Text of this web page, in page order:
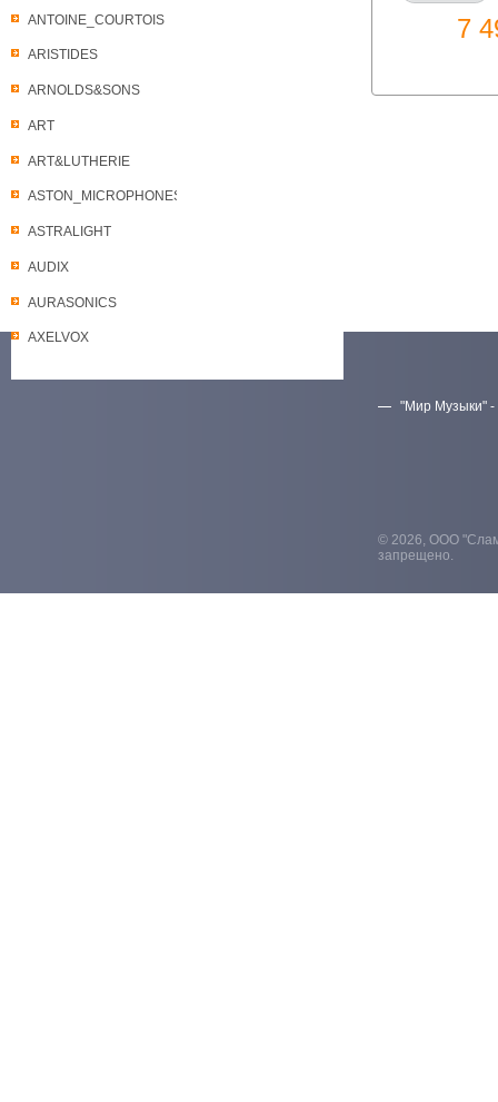
ANTOINE_COURTOIS
ARISTIDES
ARNOLDS&SONS
ART
ART&LUTHERIE
ASTON_MICROPHONES
ASTRALIGHT
AUDIX
AURASONICS
AXELVOX
7
"Мир Музыки" -
© 2026, ООО
запрещено.